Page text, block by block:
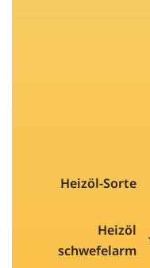
Heizöl-Sorte
Heizöl
schwefelarm